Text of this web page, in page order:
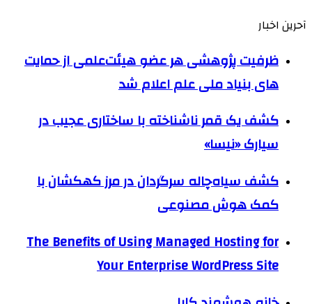
آحرین اخبار
ظرفیت پژوهشی هر عضو هیئت‌علمی از حمایت
های بنیاد ملی علم اعلام شد
کشف یک قمر ناشناخته با ساختاری عجیب در
سیارک «نیسا»
کشف سیاه‌چاله سرگردان در مرز کهکشان با
کمک هوش مصنوعی
The Benefits of Using Managed Hosting for
Your Enterprise WordPress Site